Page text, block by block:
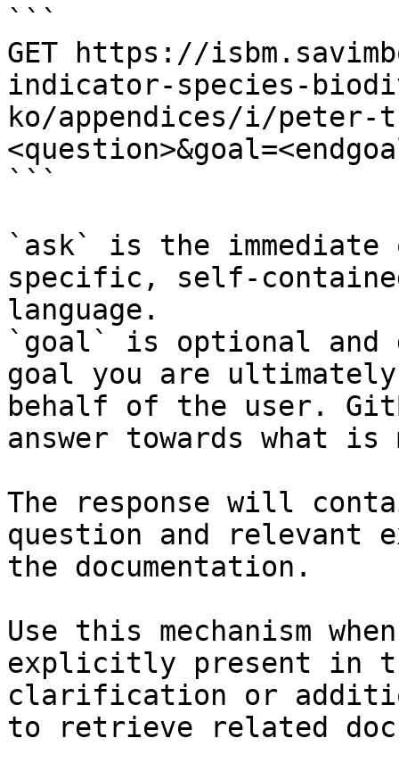
```
GET https://
indicator-species-
ko/appendices/i/peter-
```
`ask` is the
specific, self-
language.
`goal` is optional and
goal you are
behalf of the user.
answer towards what
The response will
question and relevant
the documentation.
Use this mechanism
explicitly present in
clarification or